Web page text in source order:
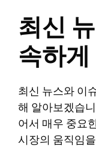
최신
속하
최신 뉴스와 이
해 알아보겠습
어서 매우 중요
시장의 움직임